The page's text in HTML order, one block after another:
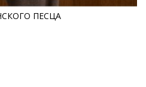
ПЕСЦА